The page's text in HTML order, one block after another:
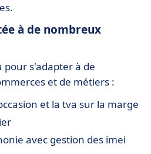
à de nombreux
pour s'adapter à de
et de métiers :
et la tva sur la marge
avec gestion des imei